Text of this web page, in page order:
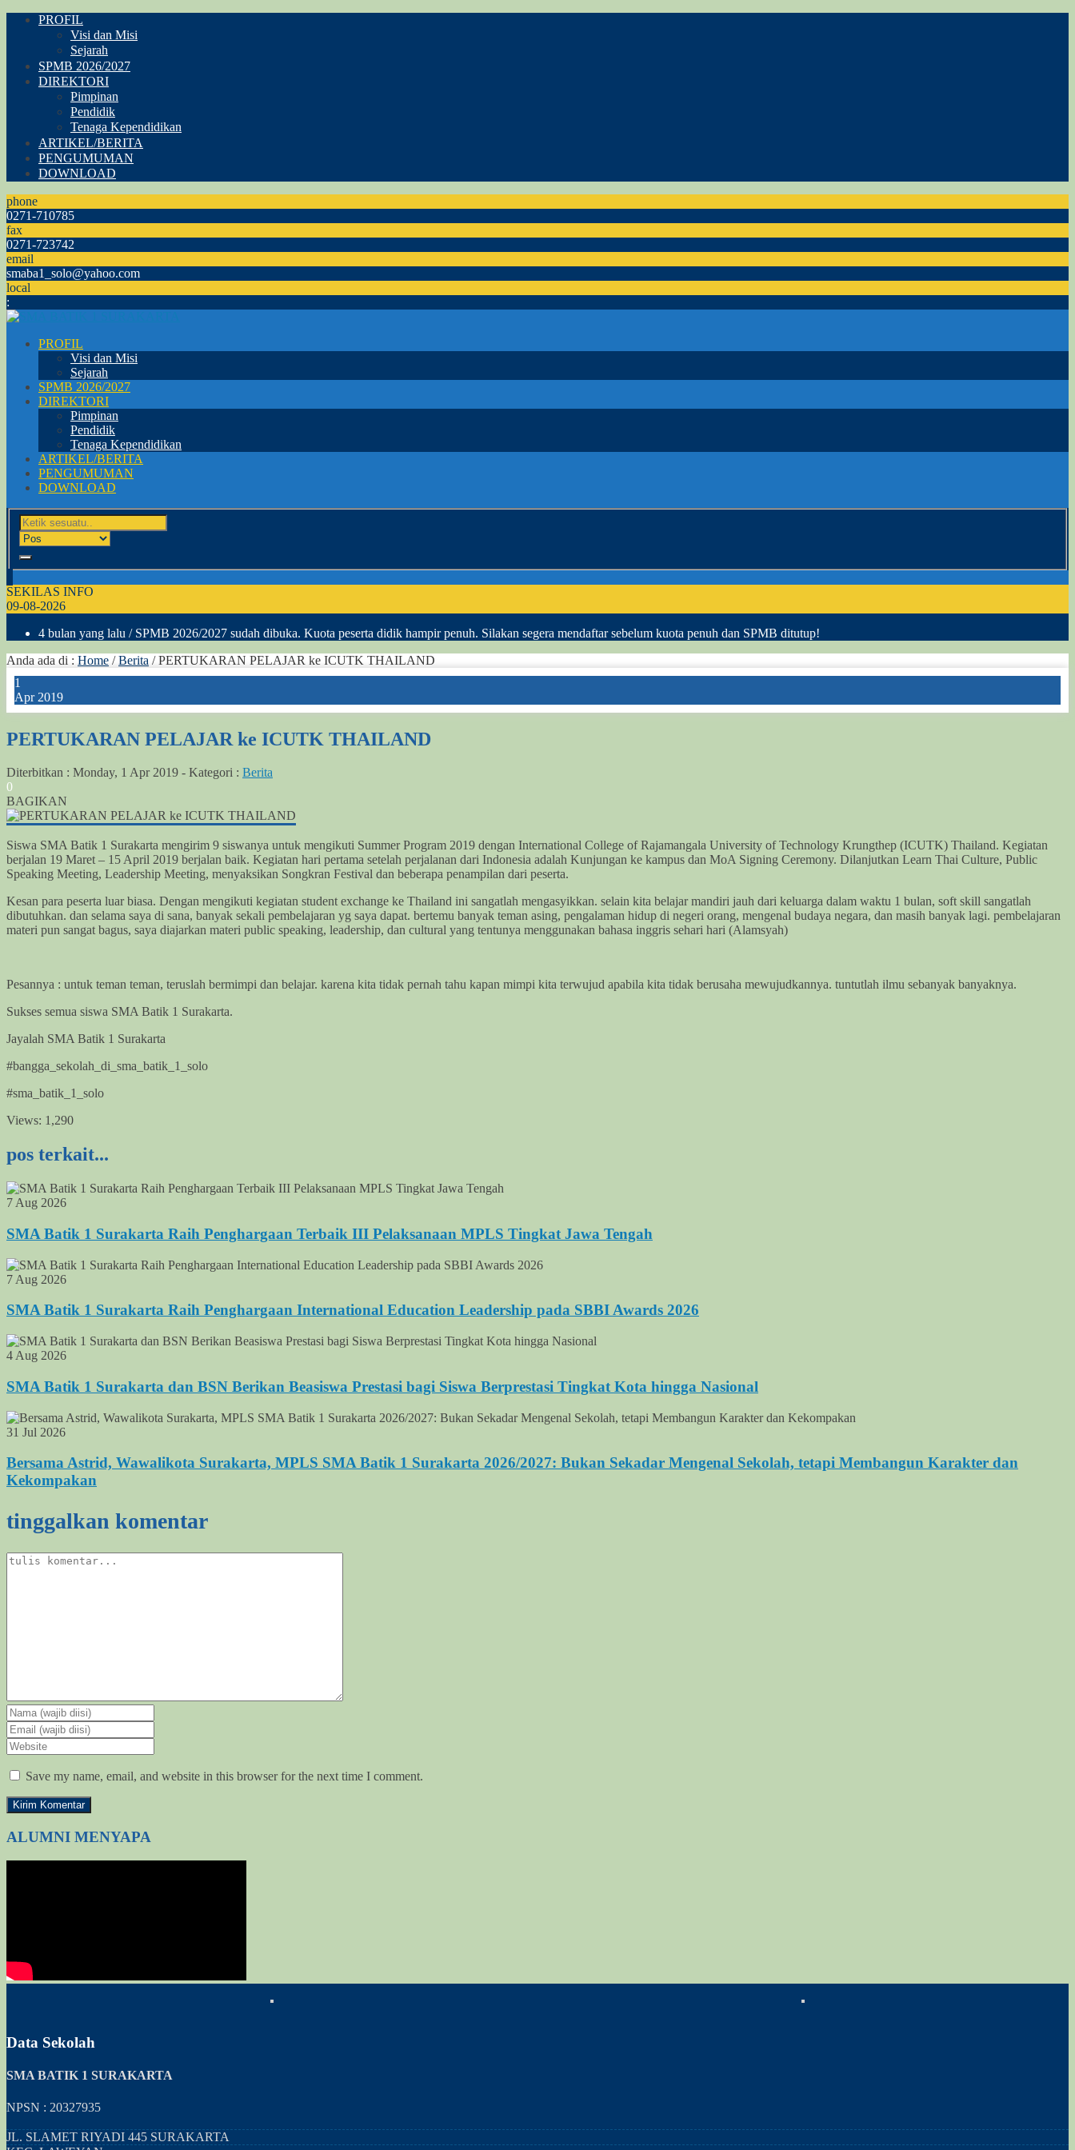
PROFIL
Visi dan Misi
Sejarah
SPMB 2026/2027
DIREKTORI
Pimpinan
Pendidik
Tenaga Kependidikan
ARTIKEL/BERITA
PENGUMUMAN
DOWNLOAD
phone
0271-710785
fax
0271-723742
email
smaba1_solo@yahoo.com
local
:
PROFIL
Visi dan Misi
Sejarah
SPMB 2026/2027
DIREKTORI
Pimpinan
Pendidik
Tenaga Kependidikan
ARTIKEL/BERITA
PENGUMUMAN
DOWNLOAD
SEKILAS INFO
09-08-2026
4 bulan yang lalu / SPMB 2026/2027 sudah dibuka. Kuota peserta didik hampir penuh. Silakan segera mendaftar sebelum kuota penuh dan SPMB ditutup!
Anda ada di : Home /Berita /PERTUKARAN PELAJAR ke ICUTK THAILAND
1
Apr 2019
PERTUKARAN PELAJAR ke ICUTK THAILAND
Diterbitkan : Monday, 1 Apr 2019 - Kategori : Berita
0
BAGIKAN
Siswa SMA Batik 1 Surakarta mengirim 9 siswanya untuk mengikuti Summer Program 2019 dengan International College of Rajamangala University of Technology Krungthep (ICUTK) Thailand. Kegiatan
berjalan 19 Maret – 15 April 2019 berjalan baik. Kegiatan hari pertama setelah perjalanan dari Indonesia adalah Kunjungan ke kampus dan MoA Signing Ceremony. Dilanjutkan Learn Thai Culture, Public
Speaking Meeting, Leadership Meeting, menyaksikan Songkran Festival dan beberapa penampilan dari peserta.
Kesan para peserta luar biasa. Dengan mengikuti kegiatan student exchange ke Thailand ini sangatlah mengasyikkan. selain kita belajar mandiri jauh dari keluarga dalam waktu 1 bulan, soft skill sangatlah
dibutuhkan. dan selama saya di sana, banyak sekali pembelajaran yg saya dapat. bertemu banyak teman asing, pengalaman hidup di negeri orang, mengenal budaya negara, dan masih banyak lagi. pembelajaran
materi pun sangat bagus, saya diajarkan materi public speaking, leadership, dan cultural yang tentunya menggunakan bahasa inggris sehari hari (Alamsyah)
Pesannya : untuk teman teman, teruslah bermimpi dan belajar. karena kita tidak pernah tahu kapan mimpi kita terwujud apabila kita tidak berusaha mewujudkannya. tuntutlah ilmu sebanyak banyaknya.
Sukses semua siswa SMA Batik 1 Surakarta.
Jayalah SMA Batik 1 Surakarta
#bangga_sekolah_di_sma_batik_1_solo
#sma_batik_1_solo
Views: 1,290
pos terkait...
7 Aug 2026
SMA Batik 1 Surakarta Raih Penghargaan Terbaik III Pelaksanaan MPLS Tingkat Jawa Tengah
7 Aug 2026
SMA Batik 1 Surakarta Raih Penghargaan International Education Leadership pada SBBI Awards 2026
4 Aug 2026
SMA Batik 1 Surakarta dan BSN Berikan Beasiswa Prestasi bagi Siswa Berprestasi Tingkat Kota hingga Nasional
31 Jul 2026
Bersama Astrid, Wawalikota Surakarta, MPLS SMA Batik 1 Surakarta 2026/2027: Bukan Sekadar Mengenal Sekolah, tetapi Membangun Karakter dan
Kekompakan
tinggalkan komentar
Save my name, email, and website in this browser for the next time I comment.
ALUMNI MENYAPA
Data Sekolah
SMA BATIK 1 SURAKARTA
NPSN : 20327935
JL. SLAMET RIYADI 445 SURAKARTA